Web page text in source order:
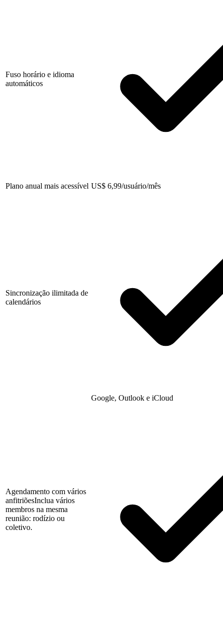
Fuso horário e idioma
automáticos
Plano anual mais acessível US$ 6,99/usuário/mês
Sincronização ilimitada de
calendários
Google, Outlook e iCloud
Agendamento com vários
anfitriõesInclua vários
membros na mesma
reunião: rodízio ou
coletivo.